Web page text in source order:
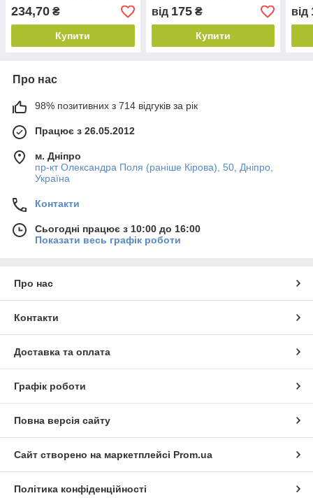
234,70 ₴
Купити
від 175₴
Купити
від
Про нас
98% позитивних з 714 відгуків за рік
Працює з 26.05.2012
м. Дніпро
пр-кт Олександра Поля (раніше Кірова), 50, Дніпро,
Україна
Контакти
Сьогодні працює з 10:00 до 16:00
Показати весь графік роботи
Про нас
Контакти
Доставка та оплата
Графік роботи
Повна версія сайту
Сайт створено на маркетплейсі Prom.ua
Політика конфіденційності